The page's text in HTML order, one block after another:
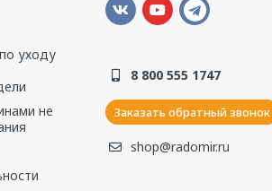
уходу
не
8 800 555 1747
Заказать обратный звонок
shop@radomir.ru